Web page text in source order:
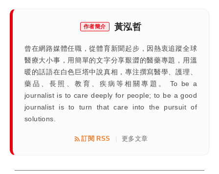
作者簡介 黃泓哲
曾在網路媒體任職，從體育新聞起步，因熱衷追蹤全球
醫療大小事，用簡單的文字分享艱澀的醫藥專題，用溫
暖的話語在白色巨塔中說真相，專注撰寫醫學、護理、
藥品、長照、教育、疾病等相關專題。 To be a
journalist is to care deeply for people; to be a good
journalist is to turn that care into the pursuit of
solutions.
訂閱 RSS 更多文章